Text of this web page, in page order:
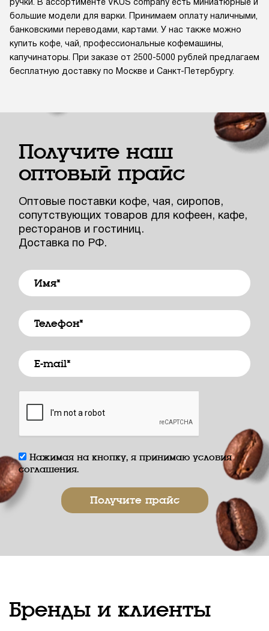
ручки. В ассортименте VKUS company есть миниатюрные и
большие модели для варки. Принимаем оплату наличными,
банковскими переводами, картами. У нас также можно
купить кофе, чай, профессиональные кофемашины,
капучинаторы. При заказе от 2500-5000 рублей предлагаем
бесплатную доставку по Москве и Санкт-Петербургу.
Получите наш
оптовый прайс
Оптовые поставки кофе, чая, сиропов,
сопутствующих товаров для кофеен, кафе,
ресторанов и гостиниц.
Доставка по РФ.
Нажимая на кнопку, я принимаю условия
соглашения.
Бренды и клиенты